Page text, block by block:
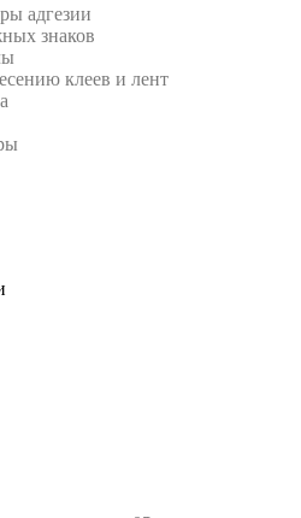
адгезии
знаков
клеев и лент